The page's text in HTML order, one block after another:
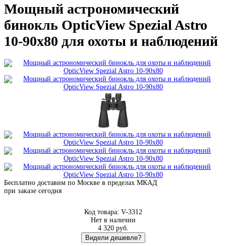
Мощный астрономический
бинокль OpticView Spezial Astro
10-90x80 для охоты и наблюдений
Бесплатно доставим по Москве в пределах МКАД
при заказе сегодня
Код товара: V-3312
Нет в наличии
4 320 руб.
Видели дешевле?